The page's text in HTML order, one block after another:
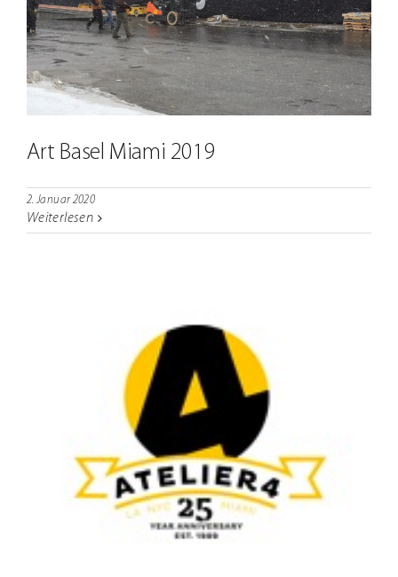
Art Basel Miami 2019
2. Januar 2020
Weiterlesen